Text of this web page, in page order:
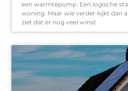
een warmtepomp. Een logische
woning. Maar wie verder kijkt dan
ziet dat er nog veel winst